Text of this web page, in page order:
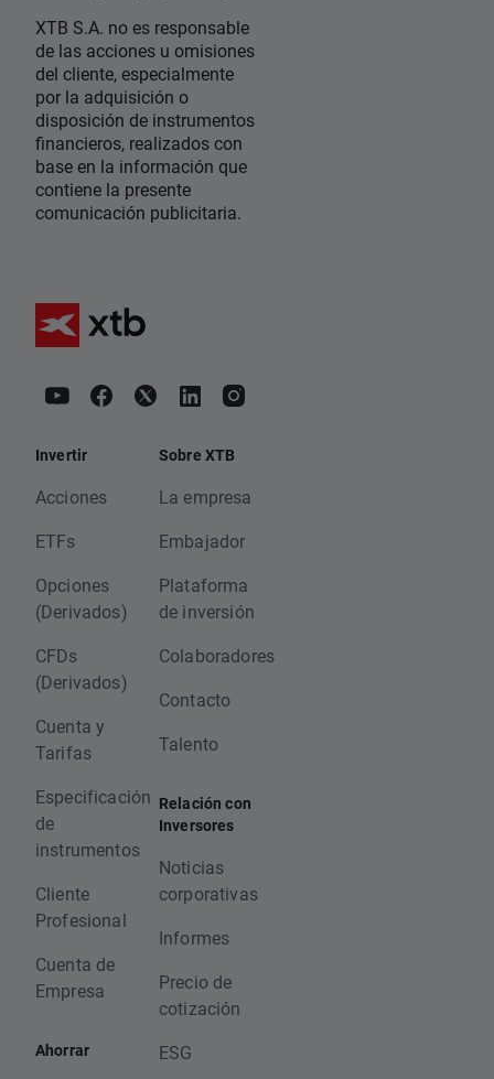
XTB S.A. no es responsable
de las acciones u omisiones
del cliente, especialmente
por la adquisición o
disposición de instrumentos
financieros, realizados con
base en la información que
contiene la presente
comunicación publicitaria.
Invertir
Acciones
ETFs
Opciones
(Derivados)
CFDs
(Derivados)
Cuenta y
Tarifas
Especificación
de
instrumentos
Cliente
Profesional
Cuenta de
Empresa
Ahorrar
Sobre XTB
La empresa
Embajador
Plataforma
de inversión
Colaboradores
Contacto
Talento
Relación con
Inversores
Noticias
corporativas
Informes
Precio de
cotización
ESG